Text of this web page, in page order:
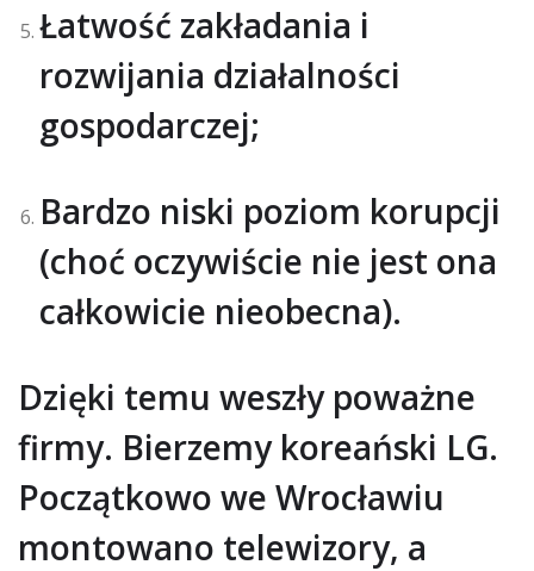
Łatwość zakładania i
rozwijania działalności
gospodarczej;
Bardzo niski poziom korupcji
(choć oczywiście nie jest ona
całkowicie nieobecna).
Dzięki temu weszły poważne
firmy. Bierzemy koreański LG.
Początkowo we Wrocławiu
montowano telewizory, a